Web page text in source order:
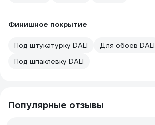
Финишное покрытие
Под штукатурку DALI
Для обоев DALI
Под шпаклевку DALI
Популярные отзывы